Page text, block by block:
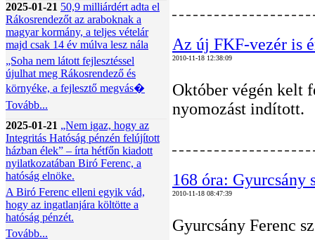
2025-01-21 50,9 milliárdért adta el
Rákosrendezőt az araboknak a
magyar kormány, a teljes vételár
majd csak 14 év múlva lesz nála
„Soha nem látott fejlesztéssel
újulhat meg Rákosrendező és
környéke, a fejlesztő megvás�
Tovább...
2025-01-21 „Nem igaz, hogy az
Integritás Hatóság pénzén felújított
házban élek” – írta hétfőn kiadott
nyilatkozatában Biró Ferenc, a
hatóság elnöke.
A Biró Ferenc elleni egyik vád,
hogy az ingatlanjára költötte a
hatóság pénzét.
Tovább...
Az új FKF-vezér is
2010-11-18 12:38:09
Október végén kelt
nyomozást indított.
168 óra:
2010-11-18 08:47:39
Gyurcsány Ferenc